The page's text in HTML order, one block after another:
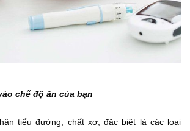
chế độ ăn của bạn
tiểu đường, chất xơ, đặc biệt là các loại